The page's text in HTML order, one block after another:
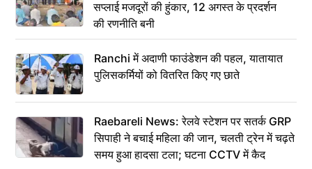
सप्लाई मजदूरों की हुंकार, 12 अगस्त के प्रदर्शन
की रणनीति बनी
Ranchi में अदाणी फाउंडेशन की पहल, यातायात
पुलिसकर्मियों को वितरित किए गए छाते
Raebareli News: रेलवे स्टेशन पर सतर्क GRP
सिपाही ने बचाई महिला की जान, चलती ट्रेन में चढ़ते
समय हुआ हादसा टला; घटना CCTV में कैद